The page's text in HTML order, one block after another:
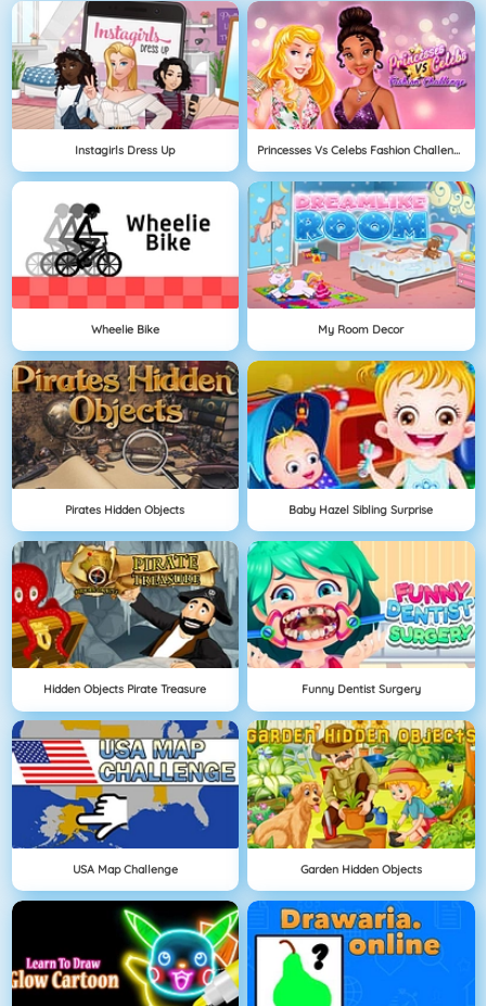
Instagirls Dress Up Princesses Vs Celebs Fashion Challenge
Wheelie Bike My Room Decor
Pirates Hidden Objects Baby Hazel Sibling Surprise
Hidden Objects Pirate Treasure Funny Dentist Surgery
USA Map Challenge Garden Hidden Objects